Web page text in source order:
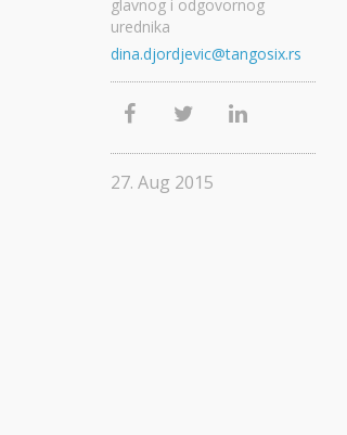
glavnog i odgovornog
urednika
dina.djordjevic@tangosix.rs
27. Aug 2015